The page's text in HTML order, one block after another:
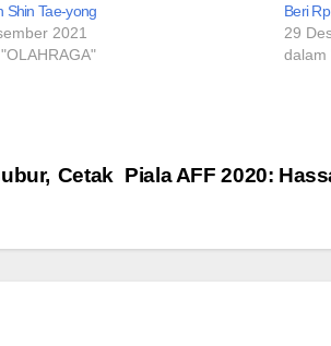
Shin Tae-yong
2021
Beri
29
dalam
Piala AFF 2020:
Cetak